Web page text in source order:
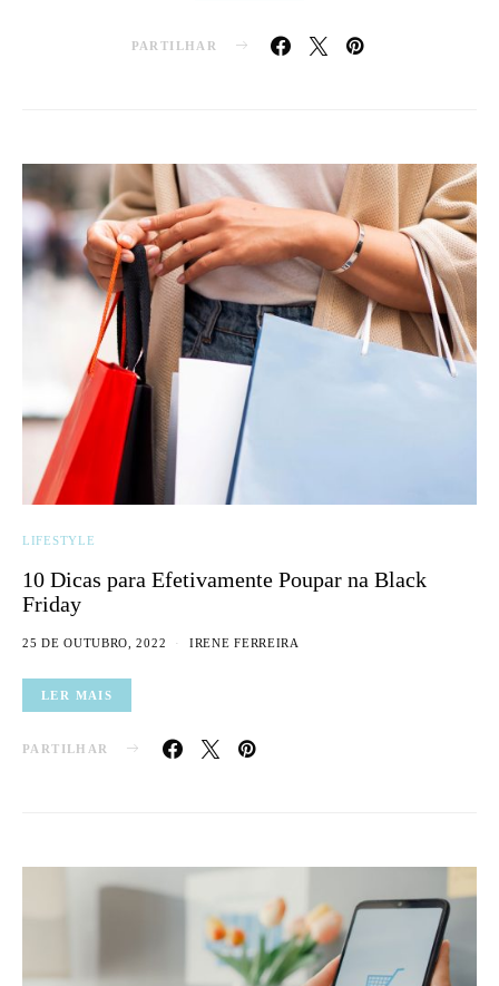
PARTILHAR
LIFESTYLE
10 Dicas para Efetivamente Poupar na Black
Friday
25 DE OUTUBRO, 2022 IRENE FERREIRA
LER MAIS
PARTILHAR